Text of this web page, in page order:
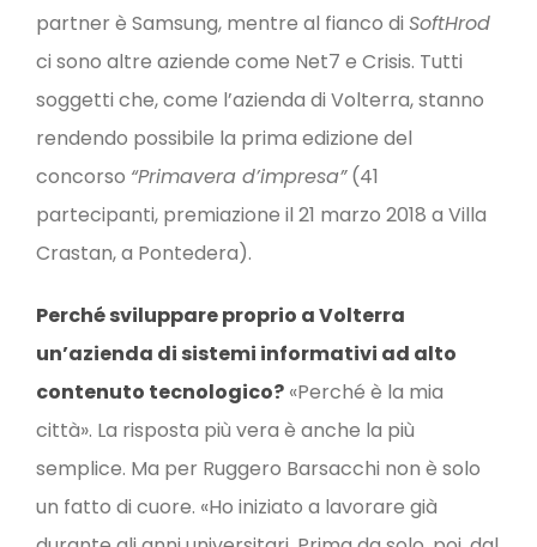
partner è Samsung, mentre al fianco di SoftHrod
ci sono altre aziende come Net7 e Crisis. Tutti
soggetti che, come l’azienda di Volterra, stanno
rendendo possibile la prima edizione del
concorso “Primavera d’impresa”(41
partecipanti, premiazione il 21 marzo 2018 a Villa
Crastan, a Pontedera).
Perché sviluppare proprio a Volterra
un’azienda di sistemi informativi ad alto
contenuto tecnologico? «Perché è la mia
città». La risposta più vera è anche la più
semplice. Ma per Ruggero Barsacchi non è solo
un fatto di cuore. «Ho iniziato a lavorare già